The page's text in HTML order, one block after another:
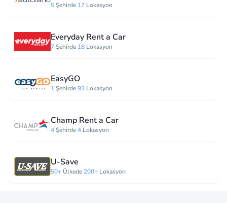
5Şehirde 17 Lokasyon
Everyday Rent a Car
7Şehirde 18 Lokasyon
EasyGO
1Şehirde93 Lokasyon
Champ Rent a Car
4Şehirde4 Lokasyon
U-Save
50+ Ülkede 200+ Lokasyon